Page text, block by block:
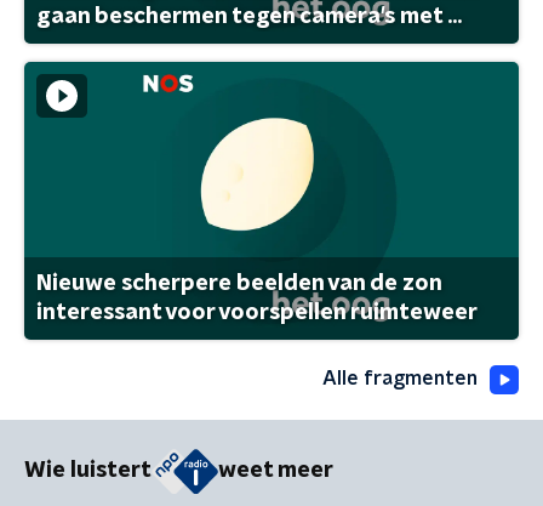
gaan beschermen tegen camera's met ...
Nieuwe scherpere beelden van de zon
interessant voor voorspellen ruimteweer
Alle fragmenten
Wie luistert weet meer